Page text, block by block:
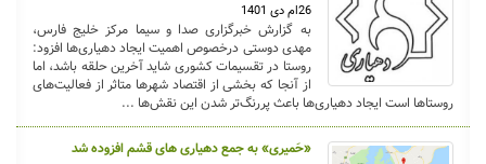
26ام دی 1401
به گزارش خبرگزاری صدا و سیما مرکز خلیج فارس،
مهدی دوستی درخصوص اهمیت ایجاد دهیاری‌ها افزود:
روستا در تقسیمات کشوری شاید آخرین حلقه باشد، اما
از آنجا که بخشی از اقتصاد شهر‌ها متاثر از فعالیت‌های
روستا‌ها است ایجاد دهیاری‌ها باعث پررنگ‌تر شدن این نقش‌ها ...
«حَمیری» به جمع دهیاری های قشم افزوده شد